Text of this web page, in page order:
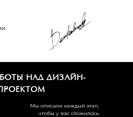
НАД ДИЗАЙН-
ПРОЕКТОМ
Мы описали каждый этап,
чтобы у вас сложилось